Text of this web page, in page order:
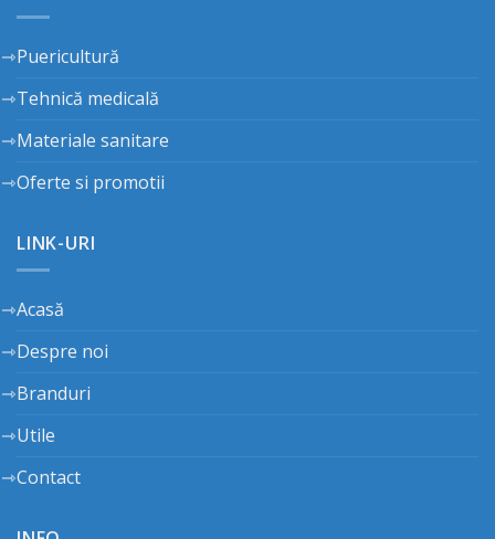
Puericultură
Tehnică medicală
Materiale sanitare
Oferte si promotii
LINK-URI
Acasă
Despre noi
Branduri
Utile
Contact